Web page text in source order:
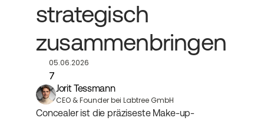
strategisch
zusammenbringen
05.06.2026
7
Jorit Tessmann
CEO & Founder bei Labtree GmbH
Concealer ist die präziseste Make-up-